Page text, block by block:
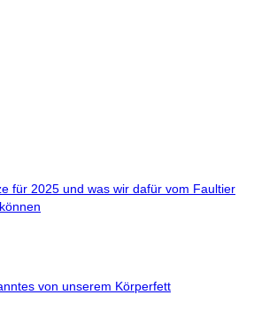
für 2025 und was wir dafür vom Faultier
von unserem Körperfett